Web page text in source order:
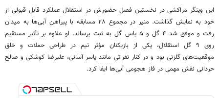
این وینگر مراکشی در نخستین فصل حضورش در استقلال عملکرد قابل قبولی از
خود به نمایش گذاشت. منیر در مجموع ۲۸ مسابقه با پیراهن آبی‌ها به میدان
رفت و موفق شد ۴ گل و ۵ پاس گل به ثبت برساند. او علاوه بر تأثیر مستقیم
روی ۹ گل استقلال، یکی از بازیکنان مؤثر تیم در طراحی حملات و خلق
موقعیت‌های گلزنی بود و در کنار نفراتی مانند یاسر آسانی، علیرضا کوشکی و صالح
حردانی نقش مهمی در فاز هجومی آبی‌ها ایفا کرد.